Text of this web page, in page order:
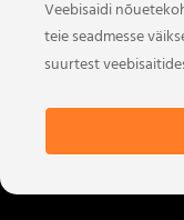
Veebisaidi
teie seadmesse
suurtest